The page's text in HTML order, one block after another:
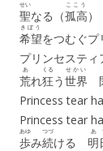
聖
せい
なる（孤高
ここう
）
希望
きぼう
をつむぐプ
プリンセスティ
荒
あ
れ狂
くる
う世界
せかい
Princess tear
Princess tear
歩
あゆ
み続
つづ
ける 明
あ